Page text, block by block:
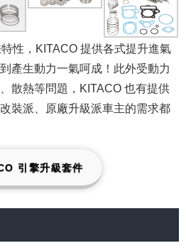
性，KITACO 提供各式提升進氣
產生動力一氣呵成！此外受動力
散熱等問題，KITACO 也有提供
裝派、原廠升級派車主的需求都
引擎升級套件